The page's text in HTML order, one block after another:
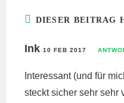
DIESER BEITRAG
Ink10 FEB 2017
Interessant (und für
steckt sicher sehr sehr